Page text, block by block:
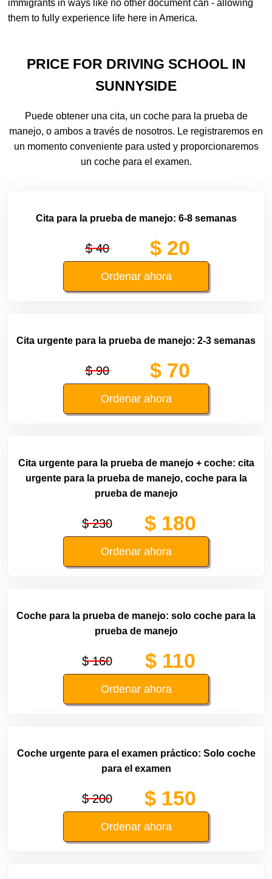
immigrants in ways like no other document can - allowing
them to fully experience life here in America.
PRICE FOR DRIVING SCHOOL IN
SUNNYSIDE
Puede obtener una cita, un coche para la prueba de
manejo, o ambos a través de nosotros. Le registraremos en
un momento conveniente para usted y proporcionaremos
un coche para el examen.
Cita para la prueba de manejo: 6-8 semanas
$ 40 $ 20
Ordenar ahora
Cita urgente para la prueba de manejo: 2-3 semanas
$ 90 $ 70
Ordenar ahora
Cita urgente para la prueba de manejo + coche: cita
urgente para la prueba de manejo, coche para la
prueba de manejo
$ 230 $ 180
Ordenar ahora
Coche para la prueba de manejo: solo coche para la
prueba de manejo
$ 160 $ 110
Ordenar ahora
Coche urgente para el examen práctico: Solo coche
para el examen
$ 200 $ 150
Ordenar ahora